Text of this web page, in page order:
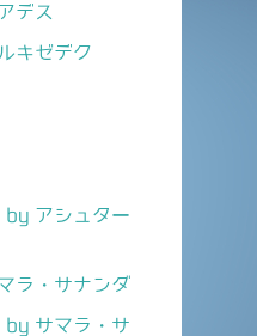
デス
キゼデク
by アシュター
ラ・サナンダ
by サマラ・サ